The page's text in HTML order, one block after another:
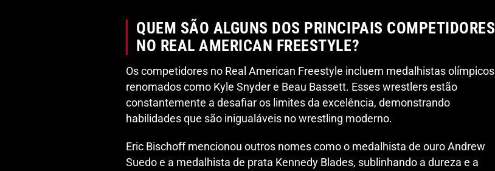
QUEM SÃO ALGUNS DOS PRINCIPAIS COMPETIDORES
NO REAL AMERICAN FREESTYLE?
Os competidores no Real American Freestyle incluem medalhistas olímpicos
renomados como Kyle Snyder e Beau Bassett. Esses wrestlers estão
constantemente a desafiar os limites da excelência, demonstrando
habilidades que são inigualáveis no wrestling moderno.
Eric Bischoff mencionou outros nomes como o medalhista de ouro Andrew
Suedo e a medalhista de prata Kennedy Blades, sublinhando a dureza e a